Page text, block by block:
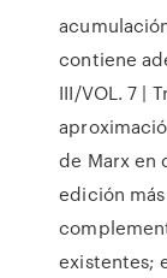
contiene
III/VOL. 7 |
de Marx en
edición
existentes;